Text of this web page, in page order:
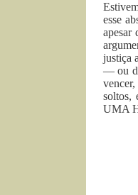
esse
apesar
justiça
— ou
soltos,
UMA